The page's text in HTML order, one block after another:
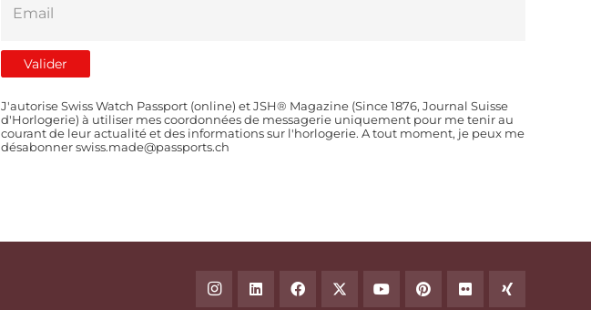
J'autorise Swiss Watch Passport (online) et JSH® Magazine (Since 1876, Journal Suisse
d'Horlogerie) à utiliser mes coordonnées de messagerie uniquement pour me tenir au
courant de leur actualité et des informations sur l'horlogerie. A tout moment, je peux me
désabonner swiss.made@passports.ch